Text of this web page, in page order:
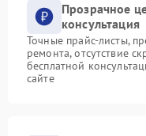
Прозрачное
консультация
Точные прайс-листы,
ремонта, отсутствие
бесплатной
сайте